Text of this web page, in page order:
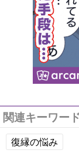
関連キーワー
復縁の悩み